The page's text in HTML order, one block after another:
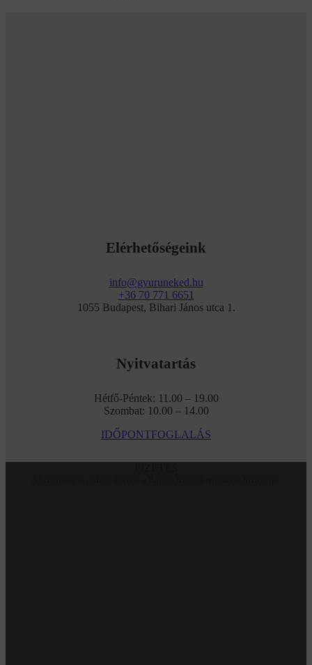
Elérhetőségeink
info@gyuruneked.hu
+36 70 771 6651
1055 Budapest, Bihari János utca 1.
Nyitvatartás
Hétfő-Péntek: 11.00 – 19.00
Szombat: 10.00 – 14.00
IDŐPONTFOGLALÁS